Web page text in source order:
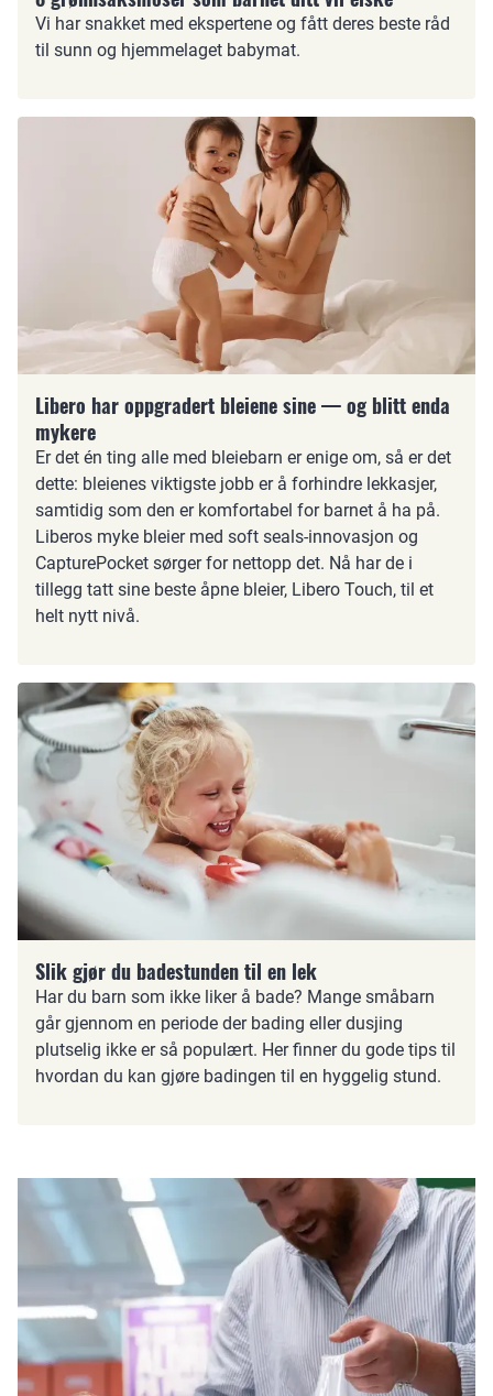
Vi har snakket med ekspertene og fått deres beste råd
til sunn og hjemmelaget babymat.
Libero har oppgradert bleiene sine — og blitt enda
mykere
Er det én ting alle med bleiebarn er enige om, så er det
dette: bleienes viktigste jobb er å forhindre lekkasjer,
samtidig som den er komfortabel for barnet å ha på.
Liberos myke bleier med soft seals-innovasjon og
CapturePocket sørger for nettopp det. Nå har de i
tillegg tatt sine beste åpne bleier, Libero Touch, til et
helt nytt nivå.
Slik gjør du badestunden til en lek
Har du barn som ikke liker å bade? Mange småbarn
går gjennom en periode der bading eller dusjing
plutselig ikke er så populært. Her finner du gode tips til
hvordan du kan gjøre badingen til en hyggelig stund.